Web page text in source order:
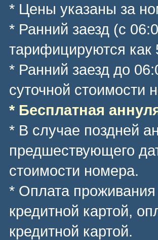
* Цены указаны за
* Ранний заезд (с
тарифицируются как
* Ранний заезд до
суточной стоимости
* Бесплатная
* В случае поздней
предшествующего
стоимости номера.
* Оплата
кредитной картой,
кредитной картой.